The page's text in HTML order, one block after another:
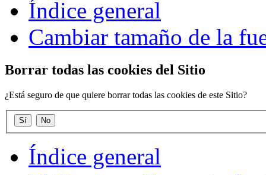
Índice general
Cambiar tamaño de la
Borrar todas las cookies del Sitio
¿Está seguro de que quiere borrar todas las cookies de este Sitio?
Índice general